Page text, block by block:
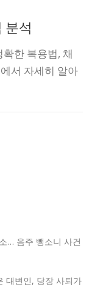
분석
한 복용법, 채
서 자세히 알아
… 음주 뺑소니 사건
대변인, 당장 사퇴가